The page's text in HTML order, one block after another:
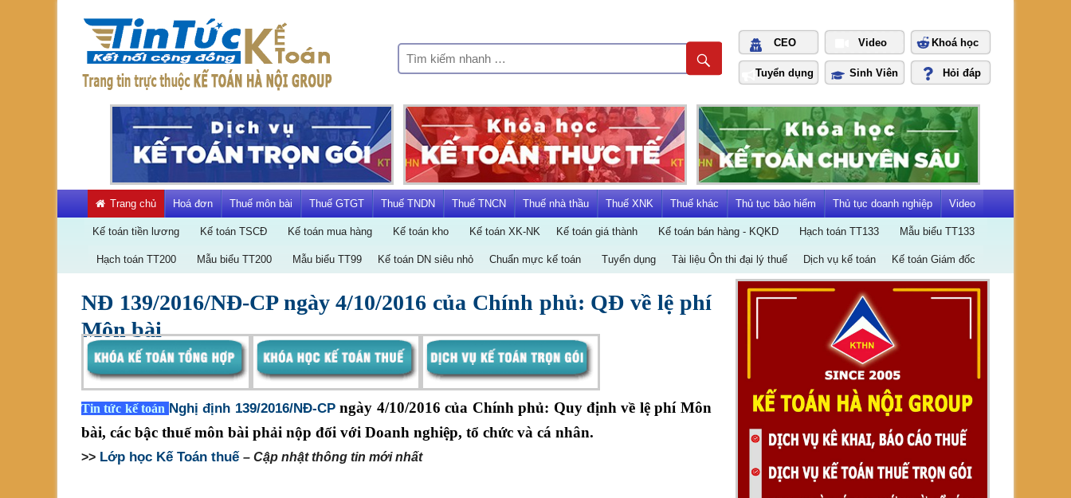
content
HÀ
NỘI
GROUP
toán
CEO Video Khoá học
Tuyển dụng Sinh Viên Hỏi đáp
Trang chủ Hoá đơn Thuế môn bài Thuế GTGT Thuế TNDN Thuế TNCN Thuế nhà thầu Thuế XNK Thuế khác Thủ tục bảo hiểm Thủ tục doanh nghiệp Video
Kế toán tiền lương Kế toán TSCĐ Kế toán mua hàng Kế toán kho Kế toán XK-NK Kế toán giá thành Kế toán bán hàng - KQKD Hạch toán TT133 Mẫu biểu TT133
Hạch toán TT200 Mẫu biểu TT200 Mẫu biểu TT99 Kế toán DN siêu nhỏ Chuẩn mực kế toán Tuyển dụng Tài liệu Ôn thi đại lý thuế Dịch vụ kế toán Kế toán Giám đốc
Cơ
sở
pháp
lý
Thuế
môn
bài
NĐ 139/2016/NĐ-CP ngày 4/10/2016 của Chính phủ: QĐ về lệ phí
Môn bài
Tin tức kế toán Nghị định 139/2016/NĐ-CPngày 4/10/2016 của Chính phủ: Quy định về lệ phí Môn
bài, các bậc thuế môn bài phải nộp đối với Doanh nghiệp, tổ chức và cá nhân.
>> Lớp học Kế Toán thuế – Cập nhật thông tin mới nhất